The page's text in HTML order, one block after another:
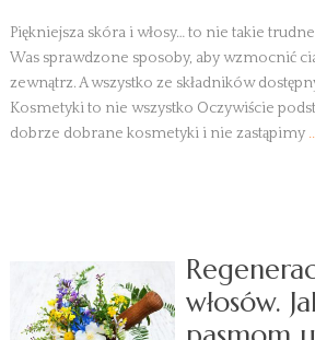
Piękniejsza skóra i włosy… to nie takie
Was sprawdzone sposoby, aby wzmocnić
zewnątrz. A wszystko ze składników
Kosmetyki to nie wszystko Oczywiście
dobrze dobrane kosmetyki i nie zastąpimy
włosów.